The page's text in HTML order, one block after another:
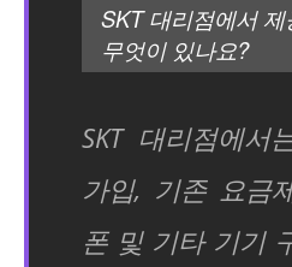
SKT 대리점에서
무엇이 있나요?
SKT 대리점에서
가입, 기존 요금
폰 및 기타 기기